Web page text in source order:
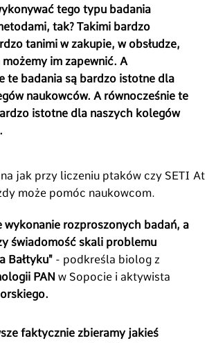
tego typu badania
tak? Takimi bardzo
tanimi w zakupie, w obsłudze,
im zapewnić. A
te badania są bardzo istotne dla
naukowców. A równocześnie te
istotne dla naszych kolegów
jak przy liczeniu ptaków czy SETI At
może pomóc naukowcom.
wykonanie rozproszonych badań, a
świadomość skali problemu
Bałtyku" - podkreśla biolog z
PAN w Sopocie i aktywista
faktycznie zbieramy jakieś